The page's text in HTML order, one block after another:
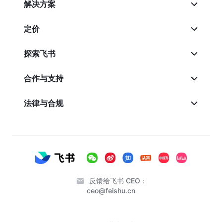
解决方案
定价
探索飞书
合作与支持
法律与合规
反馈给飞书 CEO：
ceo@feishu.cn